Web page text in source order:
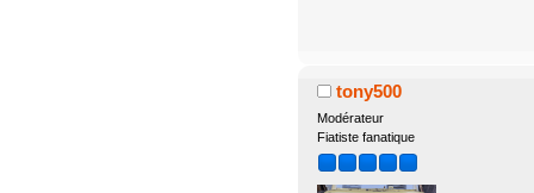
tony500
Modérateur
Fiatiste fanatique